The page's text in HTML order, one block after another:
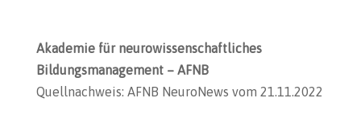
Akademie für neurowissenschaftliches
Bildungsmanagement – AFNB
Quellnachweis: AFNB NeuroNews vom 21.11.2022